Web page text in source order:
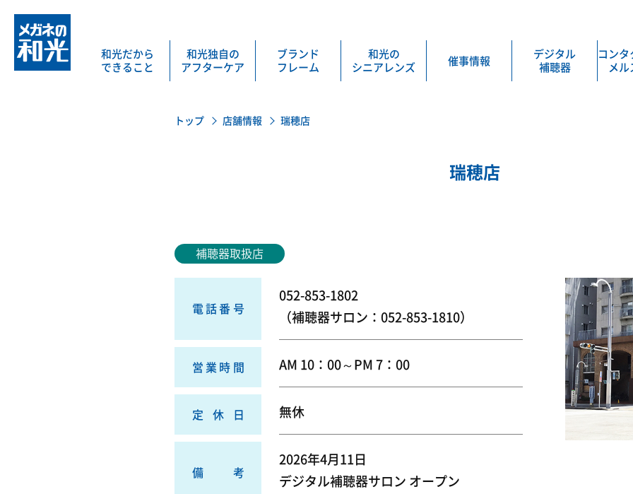
和光だから
できること
和光独自の
アフターケア
ブランド
フレーム
和光の
シニアレンズ
催事情報
デジタル
補聴器
コンタ
メル
トップ 店舗情報 瑞穂店
瑞穂店
補聴器取扱店
電話番号
052-853-1802
（補聴器サロン：052-853-1810）
営業時間 AM 10：00～PM 7：00
定休日 無休
備考
2026年4月11日
デジタル補聴器サロン オープン